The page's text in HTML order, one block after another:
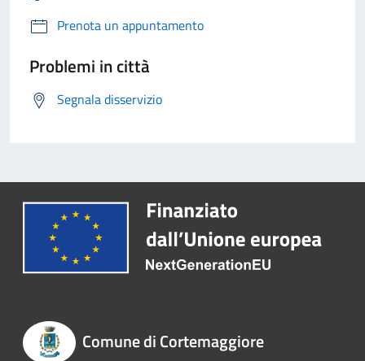
Prenota un appuntamento
Problemi in città
Segnala disservizio
Comune di Cortemaggiore